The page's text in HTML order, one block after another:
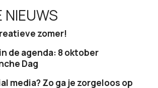
NIEUWS
zomer!
de agenda: 8 oktober
Dag
media? Zo ga je zorgeloos op